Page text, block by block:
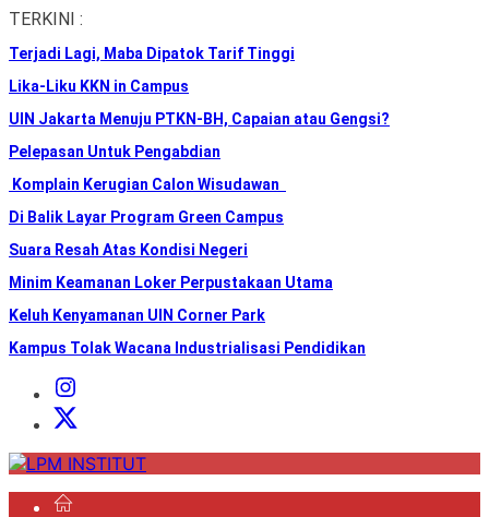
Skip
the
content
TERKINI :
Terjadi Lagi, Maba Dipatok Tarif Tinggi
Lika-Liku KKN in Campus
UIN Jakarta Menuju PTKN-BH, Capaian atau Gengsi?
Pelepasan Untuk Pengabdian
Komplain Kerugian Calon Wisudawan
Di Balik Layar Program Green Campus
Suara Resah Atas Kondisi Negeri
Minim Keamanan Loker Perpustakaan Utama
Keluh Kenyamanan UIN Corner Park
Kampus Tolak Wacana Industrialisasi Pendidikan
Instagram
Institut
X
LPM